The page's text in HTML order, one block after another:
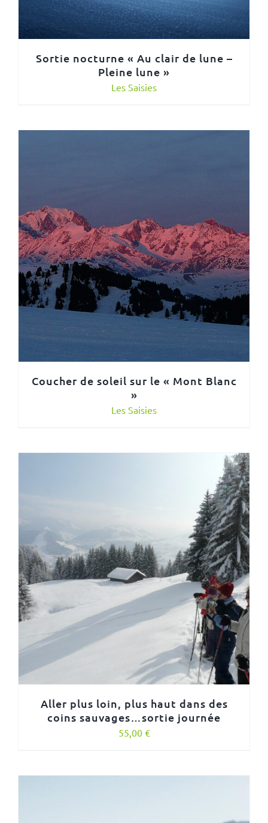
Sortie nocturne « Au clair de lune –
Pleine lune »
Les Saisies
Coucher de soleil sur le « Mont Blanc
»
Les Saisies
Aller plus loin, plus haut dans des
coins sauvages…sortie journée
55,00 €